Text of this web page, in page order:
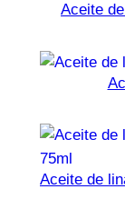
Aceite
Aceite de